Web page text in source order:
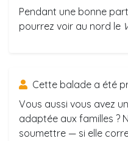
Pendant une bonne
pourrez voir au nord le
Cette balade a été
Vous aussi vous avez
adaptée aux familles ?
soumettre — si elle